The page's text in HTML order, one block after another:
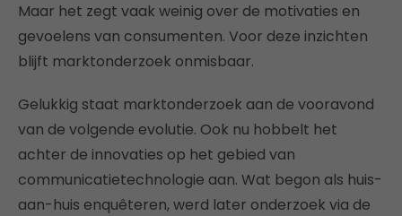
Maar het zegt vaak weinig over de motivaties en
gevoelens van consumenten. Voor deze inzichten
blijft marktonderzoek onmisbaar.
Gelukkig staat marktonderzoek aan de vooravond
van de volgende evolutie. Ook nu hobbelt het
achter de innovaties op het gebied van
communicatietechnologie aan. Wat begon als huis-
aan-huis enquêteren, werd later onderzoek via de